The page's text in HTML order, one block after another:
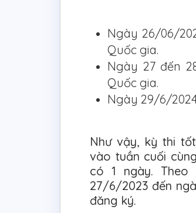
Ngày 26/06/
Quốc gia.
Ngày 27 đến
Quốc gia.
Ngày 29/6/
Như vậy, kỳ thi
vào tuần cuối
có 1 ngày.
27/6/2023 đến
đăng ký.